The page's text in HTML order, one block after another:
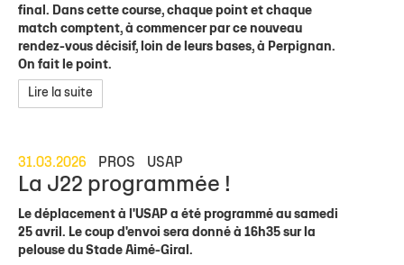
final. Dans cette course, chaque point et chaque
match comptent, à commencer par ce nouveau
rendez-vous décisif, loin de leurs bases, à Perpignan.
On fait le point.
Lire la suite
31.03.2026 PROS USAP
La J22 programmée !
Le déplacement à l'USAP a été programmé au samedi
25 avril. Le coup d'envoi sera donné à 16h35 sur la
pelouse du Stade Aimé-Giral.